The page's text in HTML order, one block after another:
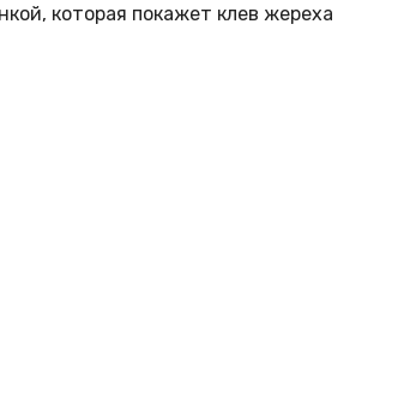
которая покажет клев жереха